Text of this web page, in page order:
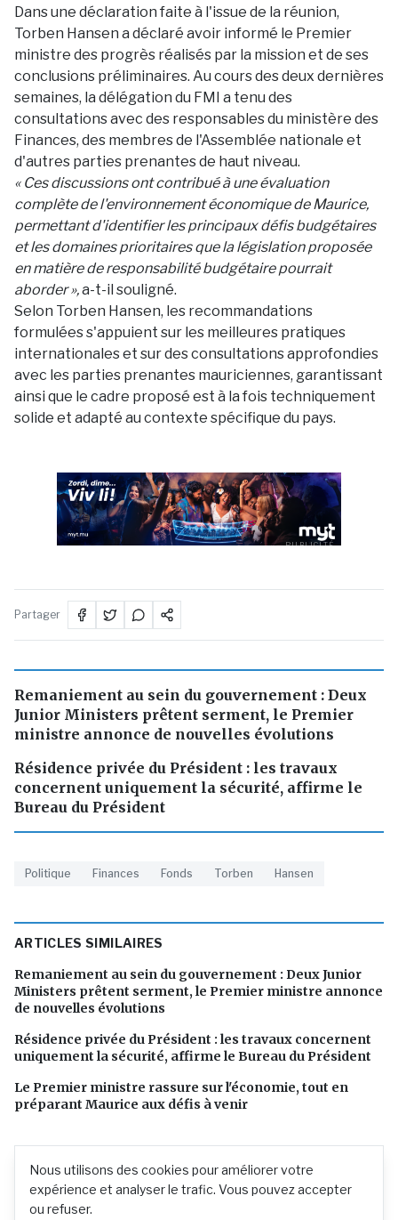
Nous utilisons des cookies pour améliorer votre
expérience et analyser le trafic. Vous pouvez accepter
ou refuser.
Dans une déclaration faite à l'issue de la réunion,
Torben Hansen a déclaré avoir informé le Premier
ministre des progrès réalisés par la mission et de ses
conclusions préliminaires. Au cours des deux dernières
semaines, la délégation du FMI a tenu des
consultations avec des responsables du ministère des
Finances, des membres de l'Assemblée nationale et
d'autres parties prenantes de haut niveau.
« Ces discussions ont contribué à une évaluation
complète de l'environnement économique de Maurice,
permettant d'identifier les principaux défis budgétaires
et les domaines prioritaires que la législation proposée
en matière de responsabilité budgétaire pourrait
aborder »,a-t-il souligné.
Selon Torben Hansen, les recommandations
formulées s'appuient sur les meilleures pratiques
internationales et sur des consultations approfondies
avec les parties prenantes mauriciennes, garantissant
ainsi que le cadre proposé est à la fois techniquement
solide et adapté au contexte spécifique du pays.
PUBLICITÉ
Partager
Remaniement au sein du gouvernement : Deux
Junior Ministers prêtent serment, le Premier
ministre annonce de nouvelles évolutions
Résidence privée du Président : les travaux
concernent uniquement la sécurité, affirme le
Bureau du Président
Politique Finances Fonds Torben Hansen
ARTICLES SIMILAIRES
Remaniement au sein du gouvernement : Deux Junior
Ministers prêtent serment, le Premier ministre annonce
de nouvelles évolutions
Résidence privée du Président : les travaux concernent
uniquement la sécurité, affirme le Bureau du Président
Le Premier ministre rassure sur l'économie, tout en
préparant Maurice aux défis à venir